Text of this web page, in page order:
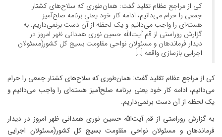
کی از مراجع عظام تقلید گفت: همان‌طوری که سلاح‌های کشتار
جمعی را حرام می‌دانیم، ادامه کار خود یعنی برنامه‌ صلح‌آمیز
هسته‌ای را واجب می‌دانیم و یک لحظه از آن دست برنمی‌داریم. به
گزارش روراستی از قم آیت‌الله حسین نوری همدانی ظهر امروز در
دیدار فرماندهان و مسئولان نواحی مقاومت بسیج کل کشور(مسئولان
اجرایی بازسازی واقعه […]
کی از مراجع عظام تقلید گفت: همان‌طوری که سلاح‌های کشتار جمعی را حرام
می‌دانیم، ادامه کار خود یعنی برنامه‌ صلح‌آمیز هسته‌ای را واجب می‌دانیم و
یک لحظه از آن دست برنمی‌داریم.
به گزارش روراستی از قم آیت‌الله حسین نوری همدانی ظهر امروز در دیدار
فرماندهان و مسئولان نواحی مقاومت بسیج کل کشور(مسئولان اجرایی